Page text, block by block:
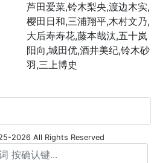
芦田爱菜,铃木梨央,渡边木实,
樱田日和,三浦翔平,木村文乃,
大后寿寿花,藤本哉汰,五十岚
阳向,城田优,酒井美纪,铃木砂
羽,三上博史
2026 All Rights Reserved